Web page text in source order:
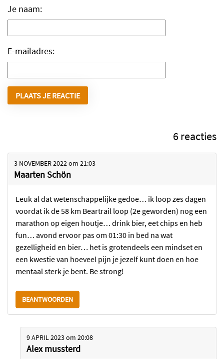
Je naam:
E-mailadres:
6 reacties
3 NOVEMBER 2022om 21:03
Maarten Schön
Leuk al dat wetenschappelijke gedoe… ik loop zes dagen
voordat ik de 58 km Beartrail loop (2e geworden) nog een
marathon op eigen houtje… drink bier, eet chips en heb
fun… avond ervoor pas om 01:30 in bed na wat
gezelligheid en bier… het is grotendeels een mindset en
een kwestie van hoeveel pijn je jezelf kunt doen en hoe
mentaal sterk je bent. Be strong!
BEANTWOORDEN
9 APRIL 2023om 20:08
Alex mussterd